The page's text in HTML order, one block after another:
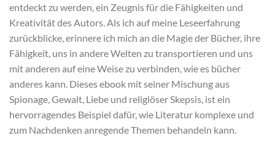
entdeckt zu werden, ein Zeugnis für die Fähigkeiten und
Kreativität des Autors. Als ich auf meine Leseerfahrung
zurückblicke, erinnere ich mich an die Magie der Bücher, ihre
Fähigkeit, uns in andere Welten zu transportieren und uns
mit anderen auf eine Weise zu verbinden, wie es bücher
anderes kann. Dieses ebook mit seiner Mischung aus
Spionage, Gewalt, Liebe und religiöser Skepsis, ist ein
hervorragendes Beispiel dafür, wie Literatur komplexe und
zum Nachdenken anregende Themen behandeln kann.